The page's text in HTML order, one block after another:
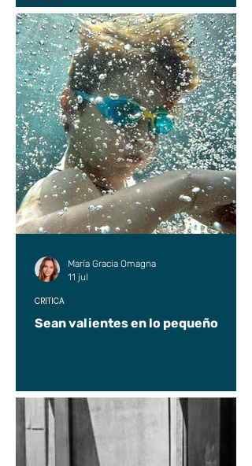
Sean valientes en lo pequeño
CRÍTICA
María Gracia Omagna
11 jul